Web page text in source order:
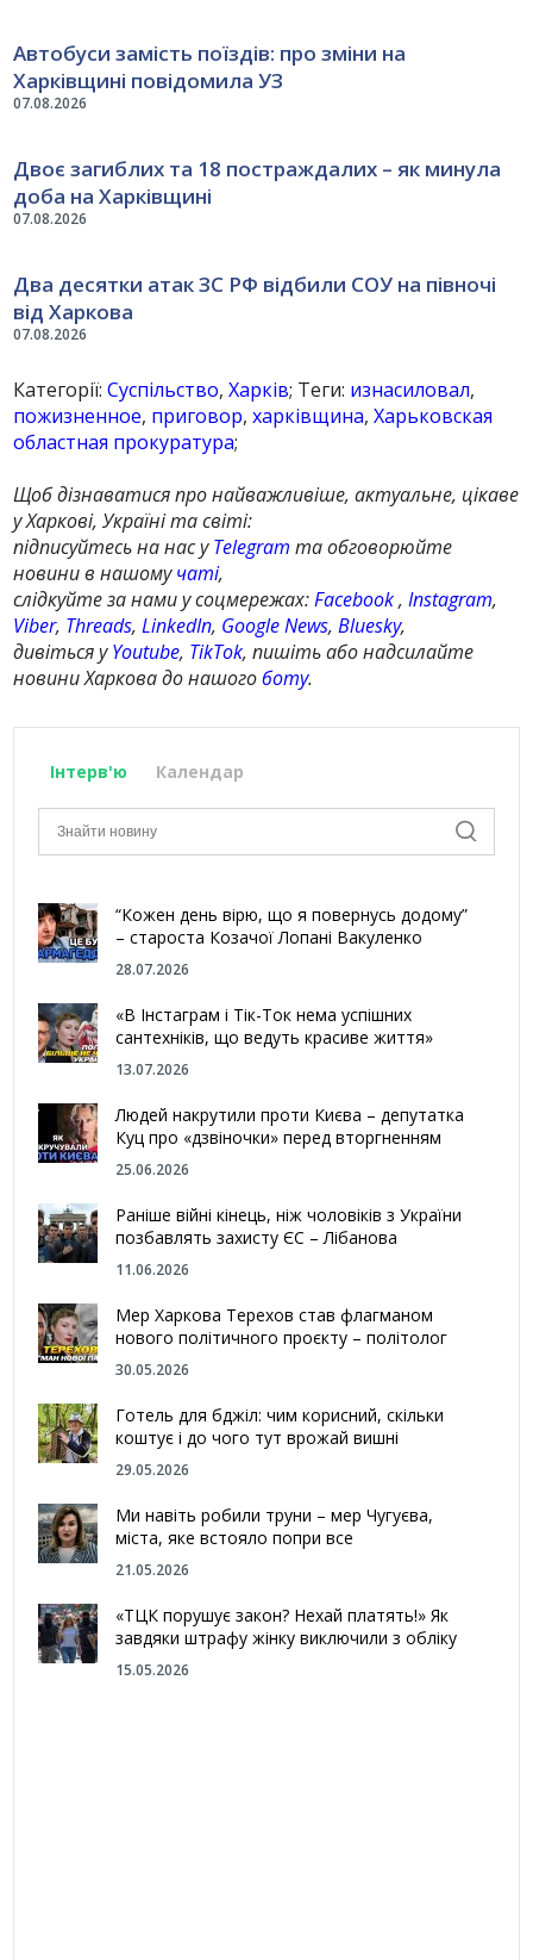
07.08.2026
Автобуси замість поїздів: про зміни на
Харківщині повідомила УЗ
07.08.2026
Двоє загиблих та 18 постраждалих – як минула
доба на Харківщині
07.08.2026
Два десятки атак ЗС РФ відбили СОУ на півночі
від Харкова
Категорії:Суспільство,Харків; Теги: изнасиловал,
пожизненное, приговор,харківщина,Харьковская
областная прокуратура;
Щоб дізнаватися про найважливіше, актуальне, цікаве
у Харкові, Україні та світі:
підписуйтесь на нас уTelegram та обговорюйте
новини в нашомучаті,
слідкуйте за нами у соцмережах:Facebook,Instagram,
Viber, Threads,LinkedIn, Google News,Bluesky,
дивіться уYoutube, TikTok, пишіть або надсилайте
новини Харкова до нашогоботу.
Інтерв'ю Календар
“Кожен день вірю, що я повернусь додому”
– староста Козачої Лопані Вакуленко
28.07.2026
«В Інстаграм і Тік-Ток нема успішних
сантехніків, що ведуть красиве життя»
13.07.2026
Людей накрутили проти Києва – депутатка
Куц про «дзвіночки» перед вторгненням
25.06.2026
Раніше війні кінець, ніж чоловіків з України
позбавлять захисту ЄС – Лібанова
11.06.2026
Мер Харкова Терехов став флагманом
нового політичного проєкту – політолог
30.05.2026
Готель для бджіл: чим корисний, скільки
коштує і до чого тут врожай вишні
29.05.2026
Ми навіть робили труни – мер Чугуєва,
міста, яке встояло попри все
21.05.2026
«ТЦК порушує закон? Нехай платять!» Як
завдяки штрафу жінку виключили з обліку
15.05.2026